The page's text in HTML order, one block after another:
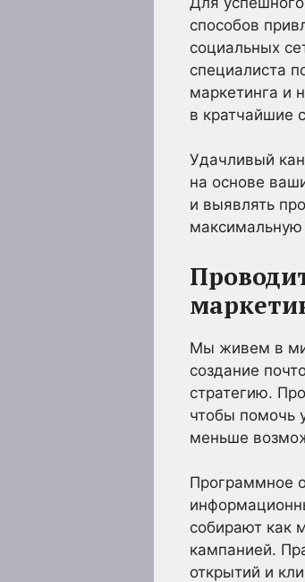
способов
социальных
специалиста
маркетинга и
в кратчайшие
Удачливый
на основе
и выявлять
максимальную
Мы живем в
создание
стратегию.
чтобы помочь
меньше
Программное
собирают как
кампанией.
открытий и